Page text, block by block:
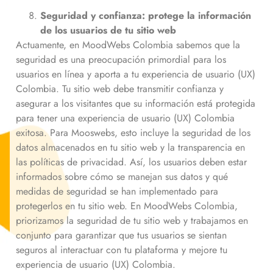
Seguridad y confianza: protege la información
de los usuarios de tu sitio web
Actuamente, en MoodWebs Colombia sabemos que la
seguridad es una preocupación primordial para los
usuarios en línea y aporta a tu experiencia de usuario (UX)
Colombia. Tu sitio web debe transmitir confianza y
asegurar a los visitantes que su información está protegida
para tener una experiencia de usuario (UX) Colombia
exitosa. Para Mooswebs, esto incluye la seguridad de los
datos almacenados en tu sitio web y la transparencia en
las políticas de privacidad. Así, los usuarios deben estar
informados sobre cómo se manejan sus datos y qué
medidas de seguridad se han implementado para
protegerlos en tu sitio web. En MoodWebs Colombia,
priorizamos la seguridad de tu sitio web y trabajamos en
conjunto para garantizar que tus usuarios se sientan
seguros al interactuar con tu plataforma y mejore tu
experiencia de usuario (UX) Colombia.